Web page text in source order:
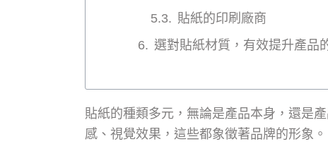
貼紙的印刷廠商
選對貼紙材質，有效提升產品
貼紙的種類多元，無論是產品本身，還是
感、視覺效果，這些都象徵著品牌的形象。